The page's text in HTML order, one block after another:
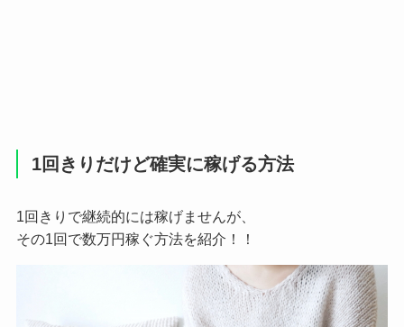
1回きりだけど確実に稼げる方法
1回きりで継続的には稼げませんが、
その1回で数万円稼ぐ方法を紹介！！